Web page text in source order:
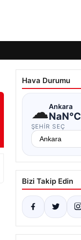
Hava Durumu
☁Ankara
NaN°C
ŞEHIR SEÇ
Bizi Takip Edin